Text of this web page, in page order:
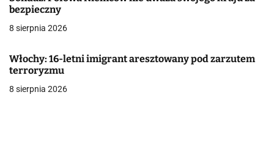
w
p
i
s
bezpieczny
8 sierpnia 2026
Włochy: 16-letni imigrant aresztowany pod zarzutem
terroryzmu
8 sierpnia 2026